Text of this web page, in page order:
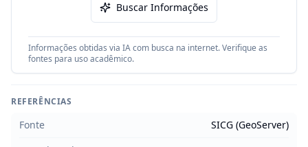
Buscar Informações
Informações obtidas via IA com busca na internet. Verifique as
fontes para uso acadêmico.
REFERÊNCIAS
Fonte
SICG (GeoServer)